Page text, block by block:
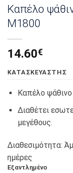
Καπέλο
Μ1800
14.60€
KΑΤΑΣΚΕΥΑΣΤΗΣ
Καπέλο
Διαθέτει
μεγέθους.
Διαθεσιμότητα:
ημέρες
Εξαντλημένο